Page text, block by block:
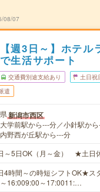
08/07
週3日～】ホテル
生活サポート
交通費別途支給あり 土日祝
遣
新潟市西区
学前駅から---分／小針駅か
野西が丘駅から---分
～5日OK（月～金） ★土日
時間～の時短シフトOK★ス
16:009:00～17:0011:…